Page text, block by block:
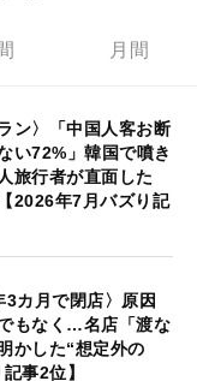
月間
ン〉「中国人客お断
い72%」韓国で噴き
旅行者が直面した
2026年7月バズり記
3カ月で閉店〉原因
もなく…名店「渡な
かした“想定外の
事2位】